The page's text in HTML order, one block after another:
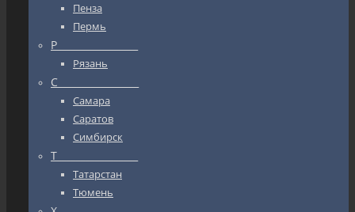
Пенза
Пермь
Р_________________
Рязань
С_________________
Самара
Саратов
Симбирск
Т_________________
Татарстан
Тюмень